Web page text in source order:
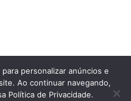
personalizar anúncios e
Ao continuar navegando,
Política de Privacidade.